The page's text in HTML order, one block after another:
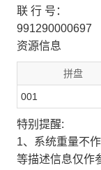
联 行 号：
991290000697
资源信息
拼盘
001
特别提醒:
1、系统重量不
等描述信息仅作